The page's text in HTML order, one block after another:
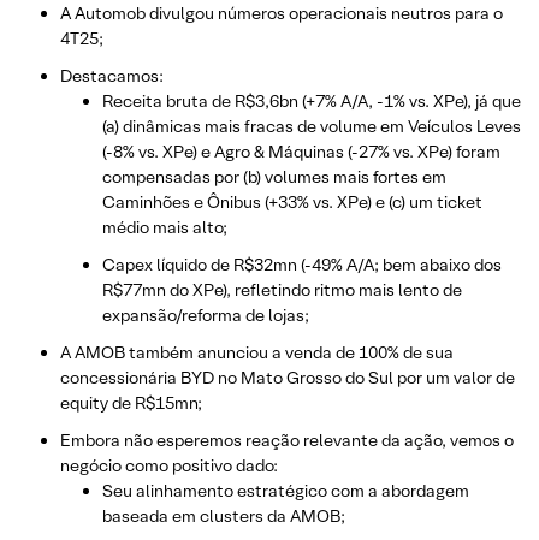
A Automob divulgou números operacionais neutros para o
4T25;
Destacamos:
Receita bruta de R$3,6bn (+7% A/A, -1% vs. XPe), já que
(a) dinâmicas mais fracas de volume em Veículos Leves
(-8% vs. XPe) e Agro & Máquinas (-27% vs. XPe) foram
compensadas por (b) volumes mais fortes em
Caminhões e Ônibus (+33% vs. XPe) e (c) um ticket
médio mais alto;
Capex líquido de R$32mn (-49% A/A; bem abaixo dos
R$77mn do XPe), refletindo ritmo mais lento de
expansão/reforma de lojas;
A AMOB também anunciou a venda de 100% de sua
concessionária BYD no Mato Grosso do Sul por um valor de
equity de R$15mn;
Embora não esperemos reação relevante da ação, vemos o
negócio como positivo dado:
Seu alinhamento estratégico com a abordagem
baseada em clusters da AMOB;